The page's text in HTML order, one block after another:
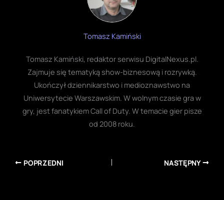
Tomasz Kamiński
Tomasz Kamiński, redaktor serwisu DigitalNexus.pl.
Zajmuje się tematyką show-biznesową i rozrywką.
Ukończył dziennikarstwo i medioznawstwo na
Uniwersytecie Warszawskim. W wolnym czasie gra w
gry, jest fanatykiem Call of Duty. W temacie gier pisze
od 2008 roku.
POPRZEDNI NASTĘPNY